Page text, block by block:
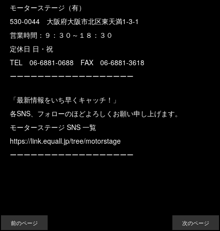
モーターステージ（有）
530-0044 大阪府大阪市北区東天満1-3-1
営業時間：９：３０～１８：３０
定休日 日・祝
TEL 06-6881-0688 FAX 06-6881-3618
ーーーーーーーーーーーーーーーーーー
「最新情報をいち早くキャッチ！」
各SNS、フォローのほどよろしくお願い申し上げます。
モーターステージ SNS 一覧
https://link.equall.jp/tree/motorstage
ーーーーーーーーーーーーーーーーーー
前のページ 次のページ